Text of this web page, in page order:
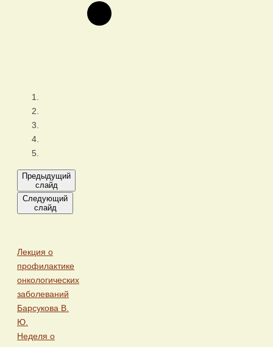
Предыдущий
слайд
Следующий
слайд
Лекция о
профилактике
онкологических
заболеваний
Барсукова В.
Ю.
Неделя о